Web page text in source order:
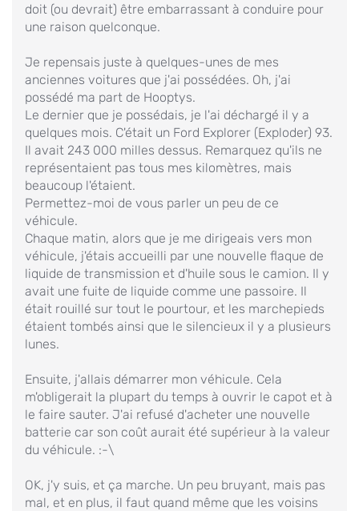
doit (ou devrait) être embarrassant à conduire pour
une raison quelconque.
Je repensais juste à quelques-unes de mes
anciennes voitures que j'ai possédées. Oh, j'ai
possédé ma part de Hooptys.
Le dernier que je possédais, je l'ai déchargé il y a
quelques mois. C'était un Ford Explorer (Exploder) 93.
Il avait 243 000 milles dessus. Remarquez qu'ils ne
représentaient pas tous mes kilomètres, mais
beaucoup l'étaient.
Permettez-moi de vous parler un peu de ce
véhicule.
Chaque matin, alors que je me dirigeais vers mon
véhicule, j'étais accueilli par une nouvelle flaque de
liquide de transmission et d'huile sous le camion. Il y
avait une fuite de liquide comme une passoire. Il
était rouillé sur tout le pourtour, et les marchepieds
étaient tombés ainsi que le silencieux il y a plusieurs
lunes.
Ensuite, j'allais démarrer mon véhicule. Cela
m'obligerait la plupart du temps à ouvrir le capot et à
le faire sauter. J'ai refusé d'acheter une nouvelle
batterie car son coût aurait été supérieur à la valeur
du véhicule. :-\
OK, j'y suis, et ça marche. Un peu bruyant, mais pas
mal, et en plus, il faut quand même que les voisins